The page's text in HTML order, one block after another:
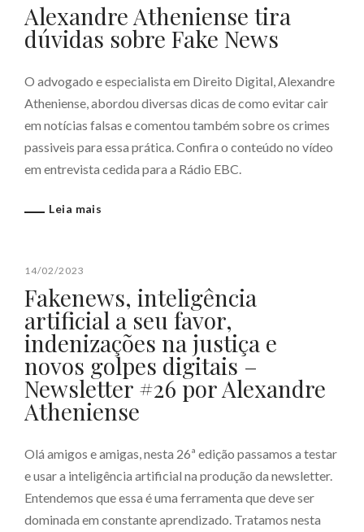
Alexandre Atheniense tira
dúvidas sobre Fake News
O advogado e especialista em Direito Digital, Alexandre
Atheniense, abordou diversas dicas de como evitar cair
em notícias falsas e comentou também sobre os crimes
passiveis para essa prática. Confira o conteúdo no vídeo
em entrevista cedida para a Rádio EBC.
Leia mais
14/02/2023
Fakenews, inteligência
artificial a seu favor,
indenizações na justiça e
novos golpes digitais –
Newsletter #26 por Alexandre
Atheniense
Olá amigos e amigas, nesta 26ª edição passamos a testar
e usar a inteligência artificial na produção da newsletter.
Entendemos que essa é uma ferramenta que deve ser
dominada em constante aprendizado. Tratamos nesta